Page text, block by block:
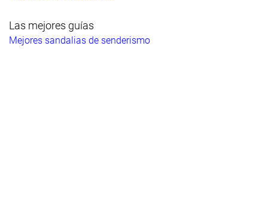
Las mejores guías
Mejores sandalias de senderismo